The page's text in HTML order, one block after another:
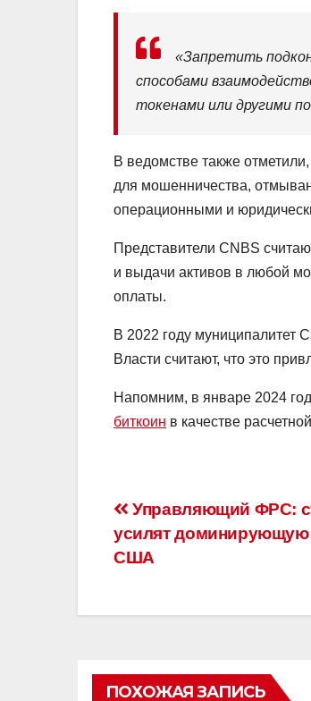
«Запретить
способами
токенами или другими
В ведомстве также
для мошенничества,
операционными и
Представители CNBS
и выдачи активов в любой
оплаты.
В 2022 году муниципалитет
Власти считают, что это
Напомним, в январе 2024
биткоин в качестве
Навигация
по
Управляющий ФРС:
усилят
США
ПОХОЖАЯ ЗАПИСЬ